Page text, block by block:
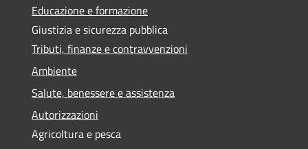
Educazione e formazione
Giustizia e sicurezza pubblica
Tributi, finanze e contravvenzioni
Ambiente
Salute, benessere e assistenza
Autorizzazioni
Agricoltura e pesca